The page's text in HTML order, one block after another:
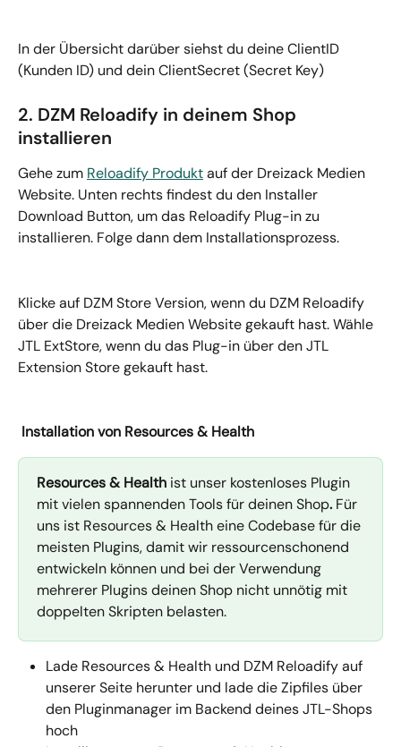
In der Übersicht darüber siehst du deine ClientID
(Kunden ID) und dein ClientSecret (Secret Key)
2. DZM Reloadify in deinem Shop
installieren
Gehe zum Reloadify Produkt auf der Dreizack Medien
Website. Unten rechts findest du den Installer
Download Button, um das Reloadify Plug-in zu
installieren. Folge dann dem Installationsprozess.
Klicke auf DZM Store Version, wenn du DZM Reloadify
über die Dreizack Medien Website gekauft hast. Wähle
JTL ExtStore, wenn du das Plug-in über den JTL
Extension Store gekauft hast.
Installation von Resources & Health
Resources & Health ist unser kostenloses Plugin
mit vielen spannenden Tools für deinen Shop. Für
uns ist Resources & Health eine Codebase für die
meisten Plugins, damit wir ressourcenschonend
entwickeln können und bei der Verwendung
mehrerer Plugins deinen Shop nicht unnötig mit
doppelten Skripten belasten.
Lade Resources & Health und DZM Reloadify auf
unserer Seite herunter und lade die Zipfiles über
den Pluginmanager im Backend deines JTL-Shops
hoch